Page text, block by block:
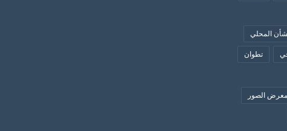
المحلي
تطوان
معرض الصور